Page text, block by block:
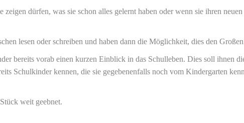
zeigen dürfen, was sie schon alles gelernt haben oder wenn sie ihren
lesen oder schreiben und haben dann die Möglichkeit, dies den
bereits vorab einen kurzen Einblick in das Schulleben. Dies soll ihnen
Schulkinder kennen, die sie gegebenenfalls noch vom Kindergarten
weit geebnet.